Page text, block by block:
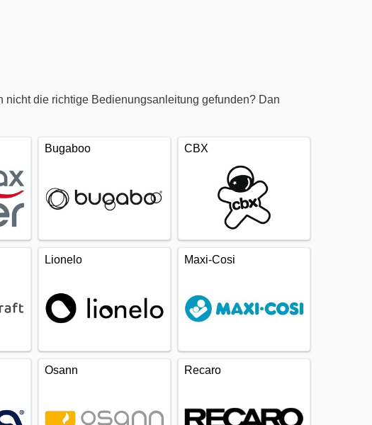
die richtige Bedienungsanleitung gefunden? Dan
Bugaboo CBX
Lionelo Maxi-Cosi
Osann Recaro